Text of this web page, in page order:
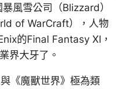
風雪公司（Blizzard）
of WarCraft），人物
的Final Fantasy XI，
界大牙了。
《魔獸世界》極為類